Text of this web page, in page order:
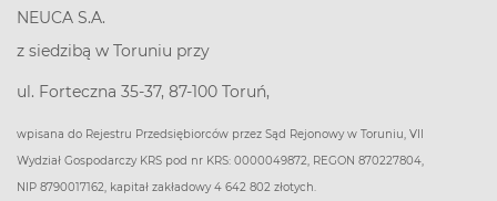
NEUCA S.A.
z siedzibą w Toruniu przy
ul. Forteczna 35-37, 87-100 Toruń,
wpisana do Rejestru Przedsiębiorców przez Sąd Rejonowy w Toruniu, VII
Wydział Gospodarczy KRS pod nr KRS: 0000049872, REGON 870227804,
NIP 8790017162, kapitał zakładowy 4 642 802 złotych.